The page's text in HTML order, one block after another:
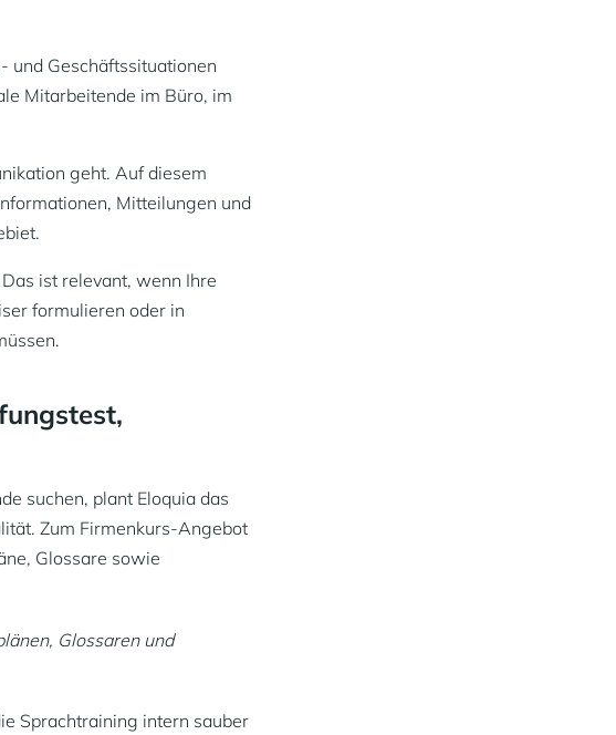
und Geschäftssituationen
Mitarbeitende im Büro, im
geht. Auf diesem
Mitteilungen und
ist relevant, wenn Ihre
formulieren oder in
suchen, plant Eloquia das
Zum Firmenkurs-Angebot
Glossare sowie
Glossaren und
Sprachtraining intern sauber